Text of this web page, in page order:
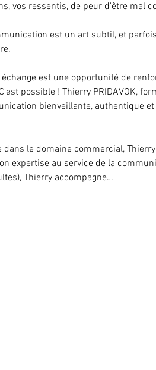
vos ressentis, de peur d'être mal
est un art subtil, et
est une opportunité de
possible ! Thierry PRIDAVOK,
bienveillante, authentique
le domaine commercial,
expertise au service de la
Thierry accompagne…